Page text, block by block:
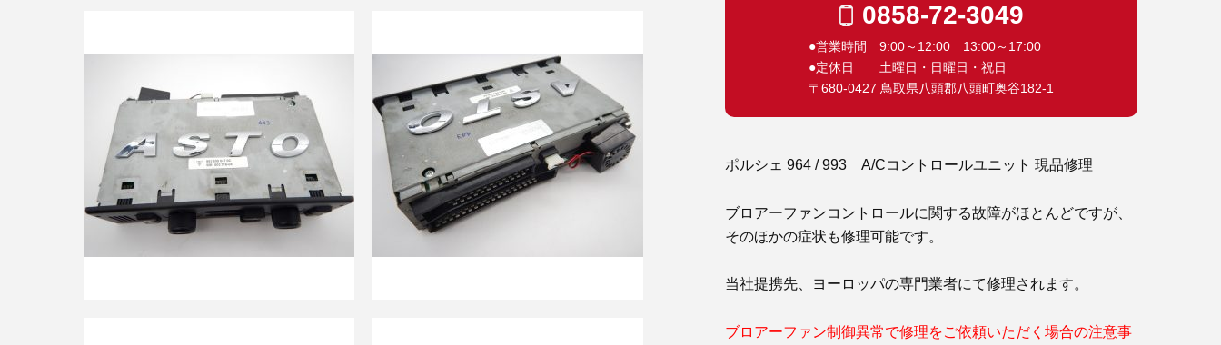
0858-72-3049
●営業時間 9:00～12:00 13:00～17:00
●定休日 土曜日・日曜日・祝日
〒680-0427 鳥取県八頭郡八頭町奥谷182-1
ポルシェ 964 / 993 A/Cコントロールユニット 現品修理
ブロアーファンコントロールに関する故障がほとんどですが、
そのほかの症状も修理可能です。
当社提携先、ヨーロッパの専門業者にて修理されます。
ブロアーファン制御異常で修理をご依頼いただく場合の注意事